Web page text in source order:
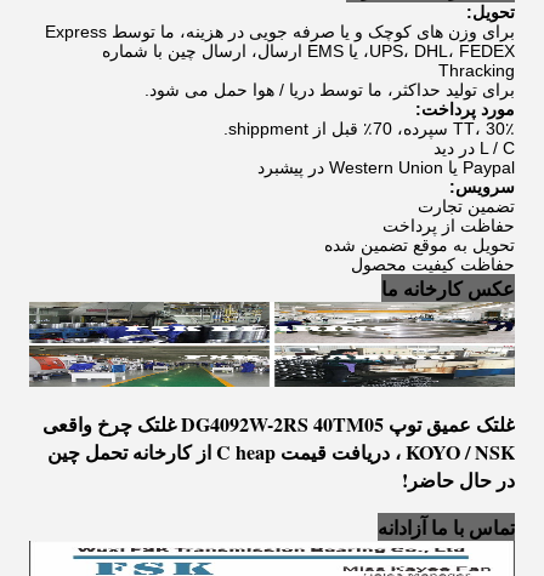
تحویل:
برای وزن های کوچک و یا صرفه جویی در هزینه، ما توسط Express
UPS، DHL، FEDEX، یا EMS ارسال، ارسال چین با شماره
Thracking
برای تولید حداکثر، ما توسط دریا / هوا حمل می شود.
مورد پرداخت:
TT، 30٪ سپرده، 70٪ قبل از shippment.
L / C در دید
Paypal یا Western Union در پیشبرد
سرویس:
تضمین تجارت
حفاظت از پرداخت
تحویل به موقع تضمین شده
حفاظت کيفيت محصول
عکس کارخانه ما
غلتک عمیق توپ DG4092W-2RS 40TM05 غلتک چرخ واقعی
KOYO / NSK، دریافت قیمت Cheap از کارخانه تحمل چین
در حال حاضر!
تماس با ما آزادانه